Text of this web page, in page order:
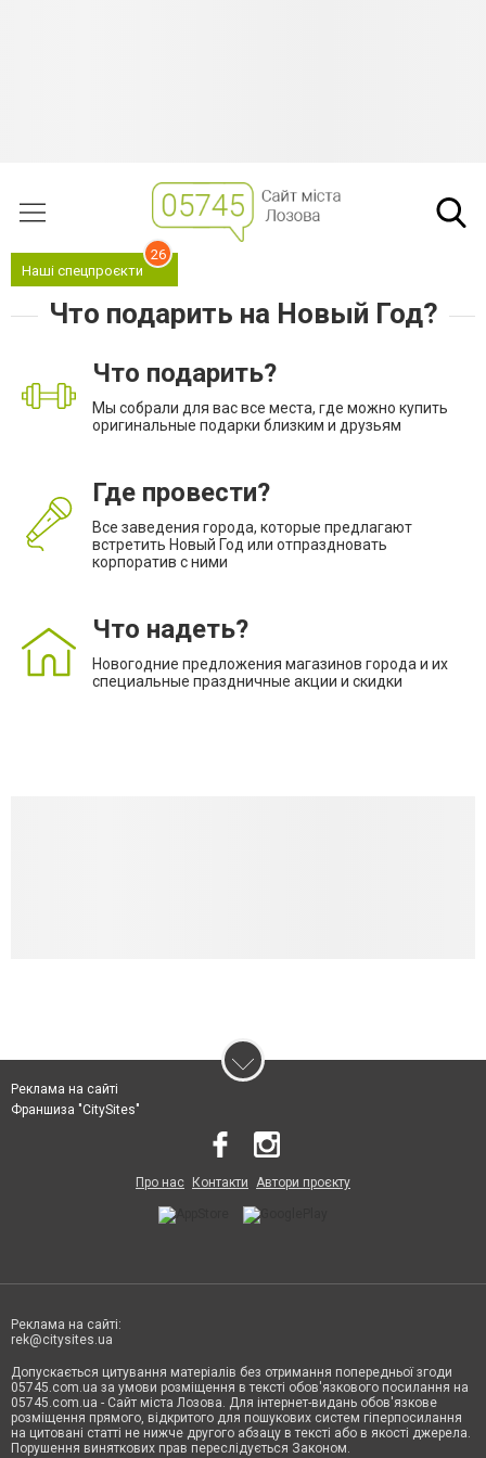
Наші спецпроєкти
26
Что подарить на Новый Год?
Что подарить?
Мы собрали для вас все места, где можно купить
оригинальные подарки близким и друзьям
Где провести?
Все заведения города, которые предлагают
встретить Новый Год или отпраздновать
корпоратив с ними
Что надеть?
Новогодние предложения магазинов города и их
специальные праздничные акции и скидки
Реклама на сайті
Франшиза "CitySites"
Про нас Контакти Автори проєкту
Реклама на сайті:
rek@citysites.ua
Допускається цитування матеріалів без отримання попередньої згоди
05745.com.ua за умови розміщення в тексті обов'язкового посилання на
05745.com.ua - Сайт міста Лозова. Для інтернет-видань обов'язкове
розміщення прямого, відкритого для пошукових систем гіперпосилання
на цитовані статті не нижче другого абзацу в тексті або в якості джерела.
Порушення виняткових прав переслідується Законом.